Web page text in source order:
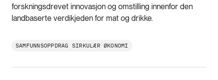
forskningsdrevet innovasjon og omstilling innenfor den
landbaserte verdikjeden for mat og drikke.
SAMFUNNSOPPDRAG SIRKULÆR ØKONOMI